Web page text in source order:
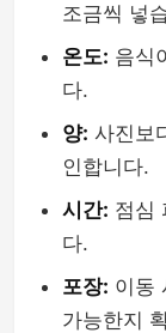
조금씩 넣
온도: 음식
다.
양: 사진보
인합니다.
시간: 점심
다.
포장: 이동
가능한지